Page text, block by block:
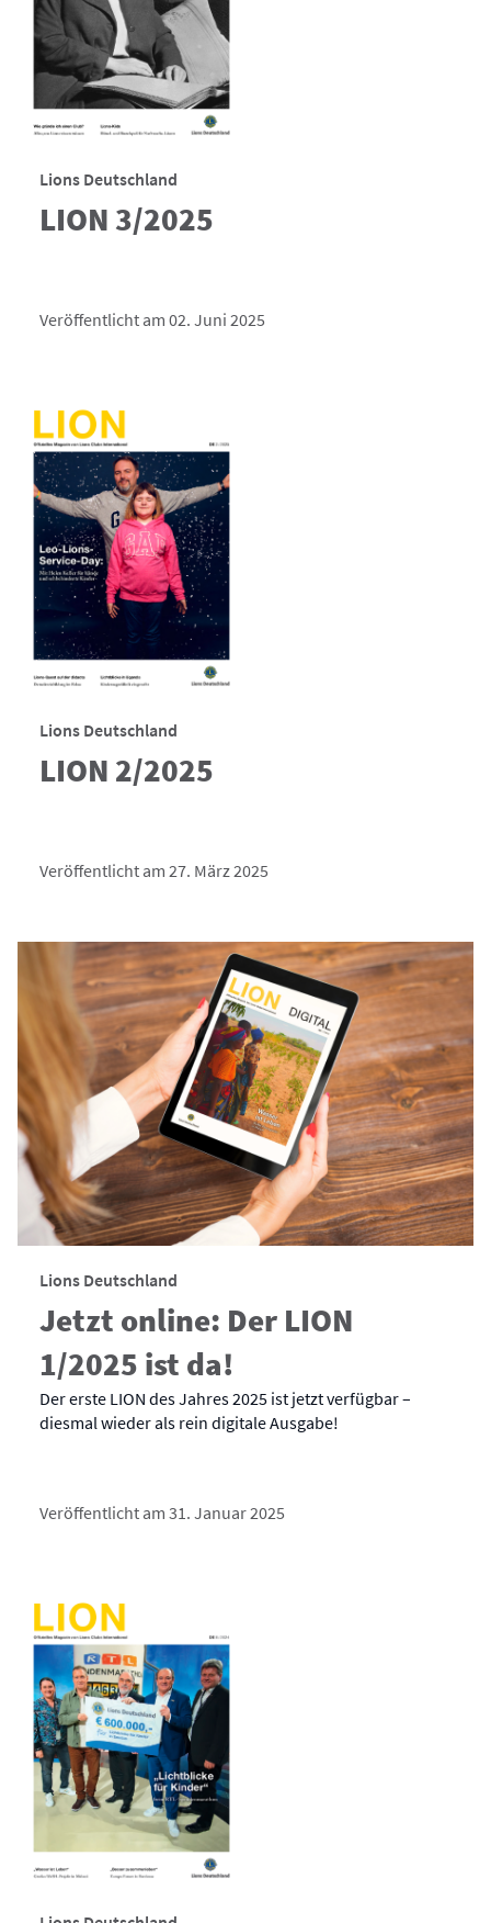
Lions Deutschland
LION 3/2025
Veröffentlicht am 02. Juni 2025
Lions Deutschland
LION 2/2025
Veröffentlicht am 27. März 2025
Lions Deutschland
Jetzt online: Der LION
1/2025 ist da!
Der erste LION des Jahres 2025 ist jetzt verfügbar –
diesmal wieder als rein digitale Ausgabe!
Veröffentlicht am 31. Januar 2025